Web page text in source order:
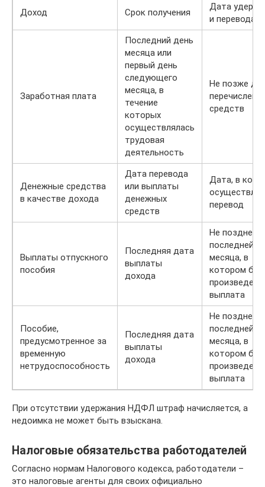
Доход Срок получения
Дата
и перевода
Заработная плата
Последний день
месяца или
первый день
следующего
месяца, в
течение
которых
осуществлялась
трудовая
деятельность
Не позже
средств
Денежные средства
в качестве дохода
Дата перевода
или выплаты
денежных
средств
Дата, в
перевод
Выплаты отпускного
пособия
Последняя дата
выплаты
дохода
Не позднее
последней
месяца, в
котором
произведена
выплата
Пособие,
предусмотренное за
временную
нетрудоспособность
Последняя дата
выплаты
дохода
Не позднее
последней
месяца, в
котором
произведена
выплата
При отсутствии удержания НДФЛ штраф начисляется, а
недоимка не может быть взыскана.
Налоговые обязательства работодателей
Согласно нормам Налогового кодекса, работодатели –
это налоговые агенты для своих официально